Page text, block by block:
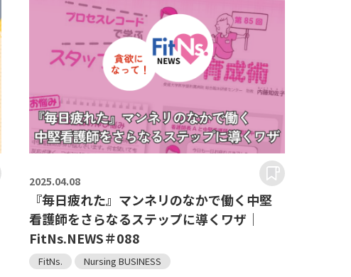
2025.04.08
『毎日疲れた』マンネリのなかで働く中堅
看護師をさらなるステップに導くワザ｜
FitNs.NEWS＃088
FitNs. Nursing BUSINESS